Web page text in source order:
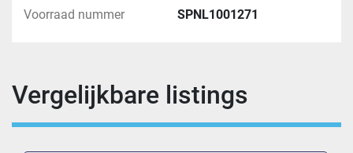
Voorraad nummer SPNL1001271
Vergelijkbare listings